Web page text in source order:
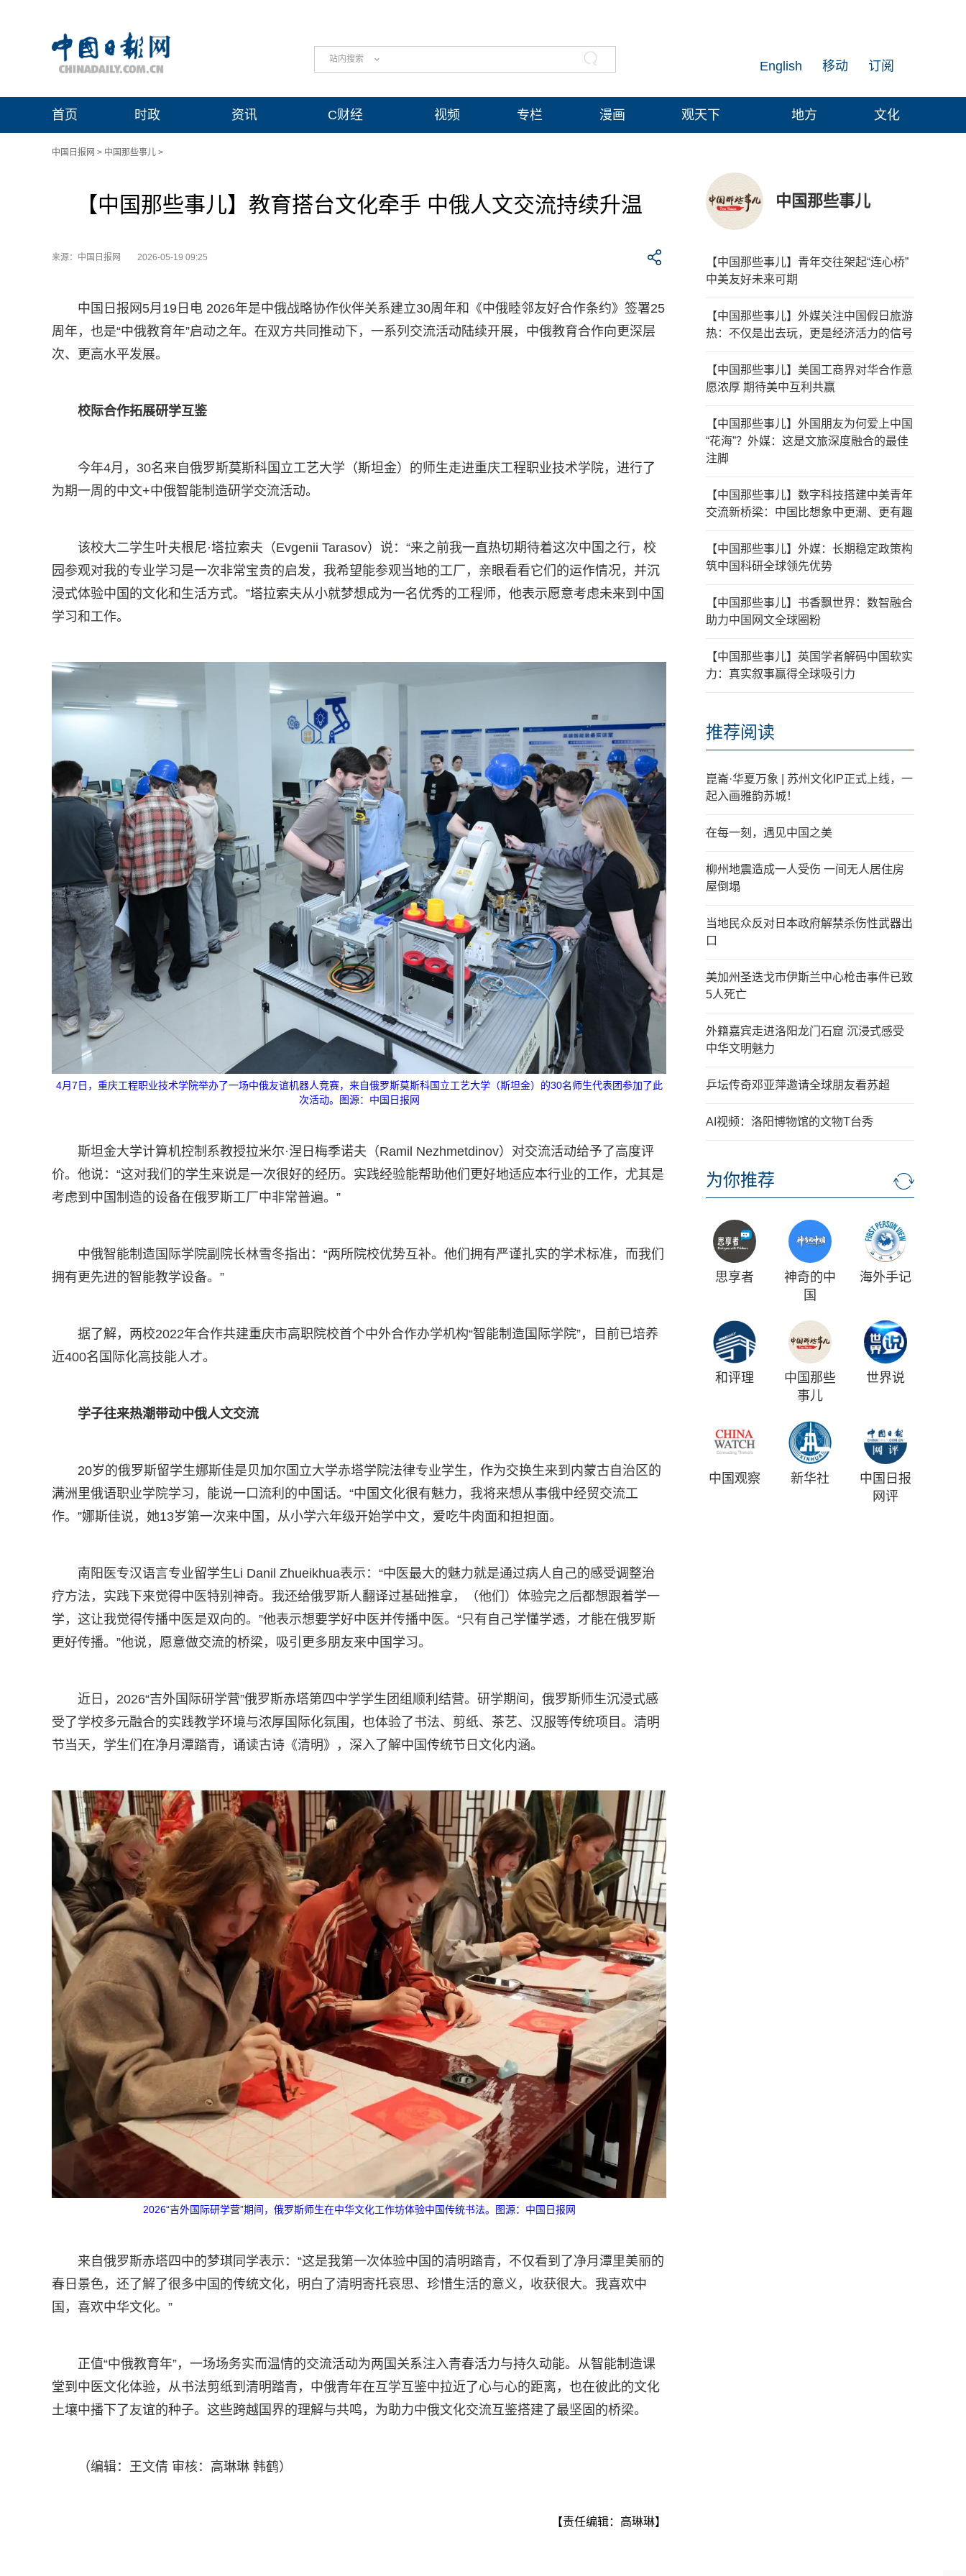
站内搜索 订阅
移动
English
首页 时政 资讯 C财经 视频 专栏 漫画 观天下 地方 文化
中国日报网 > 中国那些事儿 >
【中国那些事儿】教育搭台文化牵手 中俄人文交流持续升温
来源：中国日报网 2026-05-19 09:25
中国日报网5月19日电 2026年是中俄战略协作伙伴关系建立30周年和《中俄睦邻友好合作条约》签署25
周年，也是“中俄教育年”启动之年。在双方共同推动下，一系列交流活动陆续开展，中俄教育合作向更深层
次、更高水平发展。
校际合作拓展研学互鉴
今年4月，30名来自俄罗斯莫斯科国立工艺大学（斯坦金）的师生走进重庆工程职业技术学院，进行了
为期一周的中文+中俄智能制造研学交流活动。
该校大二学生叶夫根尼·塔拉索夫（Evgenii Tarasov）说：“来之前我一直热切期待着这次中国之行，校
园参观对我的专业学习是一次非常宝贵的启发，我希望能参观当地的工厂，亲眼看看它们的运作情况，并沉
浸式体验中国的文化和生活方式。”塔拉索夫从小就梦想成为一名优秀的工程师，他表示愿意考虑未来到中国
学习和工作。
4月7日，重庆工程职业技术学院举办了一场中俄友谊机器人竞赛，来自俄罗斯莫斯科国立工艺大学（斯坦金）的30名师生代表团参加了此
次活动。图源：中国日报网
斯坦金大学计算机控制系教授拉米尔·涅日梅季诺夫（Ramil Nezhmetdinov）对交流活动给予了高度评
价。他说：“这对我们的学生来说是一次很好的经历。实践经验能帮助他们更好地适应本行业的工作，尤其是
考虑到中国制造的设备在俄罗斯工厂中非常普遍。”
中俄智能制造国际学院副院长林雪冬指出：“两所院校优势互补。他们拥有严谨扎实的学术标准，而我们
拥有更先进的智能教学设备。”
据了解，两校2022年合作共建重庆市高职院校首个中外合作办学机构“智能制造国际学院”，目前已培养
近400名国际化高技能人才。
学子往来热潮带动中俄人文交流
20岁的俄罗斯留学生娜斯佳是贝加尔国立大学赤塔学院法律专业学生，作为交换生来到内蒙古自治区的
满洲里俄语职业学院学习，能说一口流利的中国话。“中国文化很有魅力，我将来想从事俄中经贸交流工
作。”娜斯佳说，她13岁第一次来中国，从小学六年级开始学中文，爱吃牛肉面和担担面。
南阳医专汉语言专业留学生Li Danil Zhueikhua表示：“中医最大的魅力就是通过病人自己的感受调整治
疗方法，实践下来觉得中医特别神奇。我还给俄罗斯人翻译过基础推拿，（他们）体验完之后都想跟着学一
学，这让我觉得传播中医是双向的。”他表示想要学好中医并传播中医。“只有自己学懂学透，才能在俄罗斯
更好传播。”他说，愿意做交流的桥梁，吸引更多朋友来中国学习。
近日，2026“吉外国际研学营”俄罗斯赤塔第四中学学生团组顺利结营。研学期间，俄罗斯师生沉浸式感
受了学校多元融合的实践教学环境与浓厚国际化氛围，也体验了书法、剪纸、茶艺、汉服等传统项目。清明
节当天，学生们在净月潭踏青，诵读古诗《清明》，深入了解中国传统节日文化内涵。
2026“吉外国际研学营”期间，俄罗斯师生在中华文化工作坊体验中国传统书法。图源：中国日报网
来自俄罗斯赤塔四中的梦琪同学表示：“这是我第一次体验中国的清明踏青，不仅看到了净月潭里美丽的
春日景色，还了解了很多中国的传统文化，明白了清明寄托哀思、珍惜生活的意义，收获很大。我喜欢中
国，喜欢中华文化。”
正值“中俄教育年”，一场场务实而温情的交流活动为两国关系注入青春活力与持久动能。从智能制造课
堂到中医文化体验，从书法剪纸到清明踏青，中俄青年在互学互鉴中拉近了心与心的距离，也在彼此的文化
土壤中播下了友谊的种子。这些跨越国界的理解与共鸣，为助力中俄文化交流互鉴搭建了最坚固的桥梁。
（编辑：王文倩 审核：高琳琳 韩鹤）
【责任编辑：高琳琳】
中国那些事儿
【中国那些事儿】青年交往架起“连心桥”
中美友好未来可期
【中国那些事儿】外媒关注中国假日旅游
热：不仅是出去玩，更是经济活力的信号
【中国那些事儿】美国工商界对华合作意
愿浓厚 期待美中互利共赢
【中国那些事儿】外国朋友为何爱上中国
“花海”？外媒：这是文旅深度融合的最佳
注脚
【中国那些事儿】数字科技搭建中美青年
交流新桥梁：中国比想象中更潮、更有趣
【中国那些事儿】外媒：长期稳定政策构
筑中国科研全球领先优势
【中国那些事儿】书香飘世界：数智融合
助力中国网文全球圈粉
【中国那些事儿】英国学者解码中国软实
力：真实叙事赢得全球吸引力
推荐阅读
崑崙·华夏万象 | 苏州文化IP正式上线，一
起入画雅韵苏城！
在每一刻，遇见中国之美
柳州地震造成一人受伤 一间无人居住房
屋倒塌
当地民众反对日本政府解禁杀伤性武器出
口
美加州圣迭戈市伊斯兰中心枪击事件已致
5人死亡
外籍嘉宾走进洛阳龙门石窟 沉浸式感受
中华文明魅力
乒坛传奇邓亚萍邀请全球朋友看苏超
AI视频：洛阳博物馆的文物T台秀
为你推荐
思享者
神奇的中
国
海外手记
和评理
中国那些
事儿
世界说
中国观察 新华社
中国日报
网评